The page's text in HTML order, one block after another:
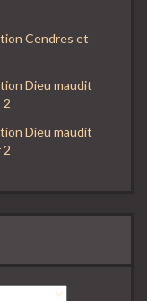
Cendres et
Dieu maudit
2
Dieu maudit
2